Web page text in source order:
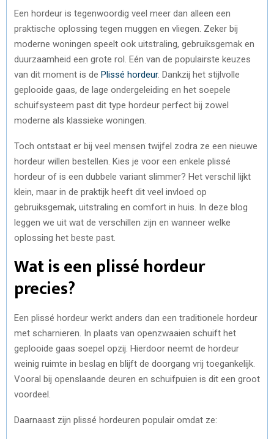
Een hordeur is tegenwoordig veel meer dan alleen een
praktische oplossing tegen muggen en vliegen. Zeker bij
moderne woningen speelt ook uitstraling, gebruiksgemak en
duurzaamheid een grote rol. Eén van de populairste keuzes
van dit moment is de Plissé hordeur. Dankzij het stijlvolle
geplooide gaas, de lage ondergeleiding en het soepele
schuifsysteem past dit type hordeur perfect bij zowel
moderne als klassieke woningen.
Toch ontstaat er bij veel mensen twijfel zodra ze een nieuwe
hordeur willen bestellen. Kies je voor een enkele plissé
hordeur of is een dubbele variant slimmer? Het verschil lijkt
klein, maar in de praktijk heeft dit veel invloed op
gebruiksgemak, uitstraling en comfort in huis. In deze blog
leggen we uit wat de verschillen zijn en wanneer welke
oplossing het beste past.
Wat is een plissé hordeur
precies?
Een plissé hordeur werkt anders dan een traditionele hordeur
met scharnieren. In plaats van openzwaaien schuift het
geplooide gaas soepel opzij. Hierdoor neemt de hordeur
weinig ruimte in beslag en blijft de doorgang vrij toegankelijk.
Vooral bij openslaande deuren en schuifpuien is dit een groot
voordeel.
Daarnaast zijn plissé hordeuren populair omdat ze: